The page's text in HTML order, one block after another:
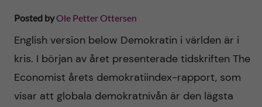
Posted byOle Petter Ottersen
English version below Demokratin i världen är i
kris. I början av året presenterade tidskriften The
Economist årets demokratiindex-rapport, som
visar att globala demokratnivån är den lägsta